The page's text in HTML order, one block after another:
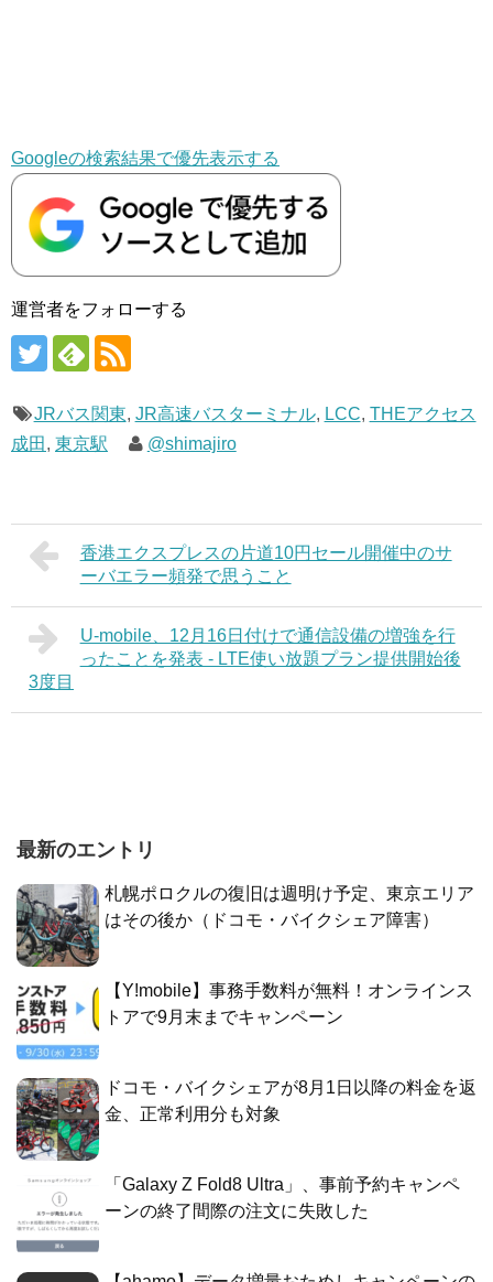
Googleの検索結果で優先表示する
運営者をフォローする
JRバス関東, JR高速バスターミナル, LCC, THEアクセス
成田 , 東京駅 @shimajiro
香港エクスプレスの片道10円セール開催中のサ
ーバエラー頻発で思うこと
U-mobile、12月16日付けで通信設備の増強を行
ったことを発表 - LTE使い放題プラン提供開始後
3度目
最新のエントリ
札幌ポロクルの復旧は週明け予定、東京エリア
はその後か（ドコモ・バイクシェア障害）
【Y!mobile】事務手数料が無料！オンラインス
トアで9月末までキャンペーン
ドコモ・バイクシェアが8月1日以降の料金を返
金、正常利用分も対象
「Galaxy Z Fold8 Ultra」、事前予約キャンペ
ーンの終了間際の注文に失敗した